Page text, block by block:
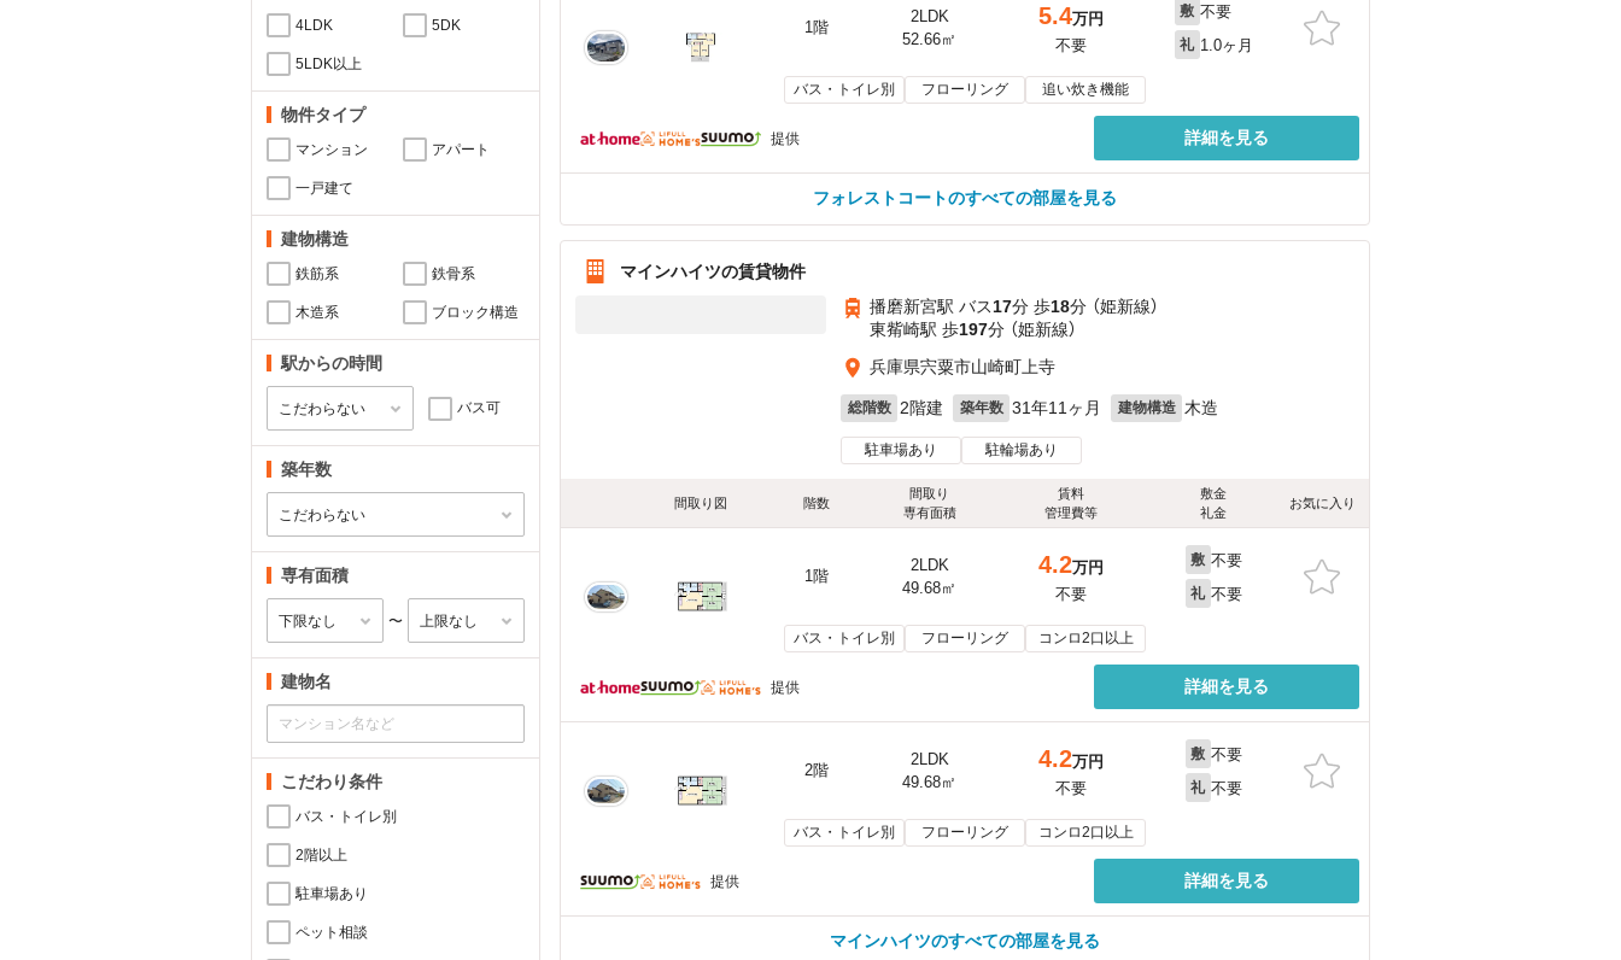
4LDK 5DK
5LDK以上
物件タイプ
マンション アパート
一戸建て
建物構造
鉄筋系 鉄骨系
木造系 ブロック構造
駅からの時間
バス可
築年数
専有面積
〜
建物名
こだわり条件
バス・トイレ別
2階以上
駐車場あり
ペット相談
1階
2LDK
52.66㎡
5.4万円
不要
敷 不要
礼 1.0ヶ月
バス・トイレ別 フローリング 追い炊き機能
提供 詳細を見る
フォレストコートのすべての部屋を見る
マインハイツの賃貸物件
播磨新宮駅 バス17分 歩18分 （姫新線）
東觜崎駅 歩197分 （姫新線）
兵庫県宍粟市山崎町上寺
総階数 2階建 築年数 31年11ヶ月 建物構造 木造
駐車場あり 駐輪場あり
間取り図 階数
間取り
専有面積
賃料
管理費等
敷金
礼金
お気に入り
1階
2LDK
49.68㎡
4.2万円
不要
敷 不要
礼 不要
バス・トイレ別 フローリング コンロ2口以上
提供 詳細を見る
2階
2LDK
49.68㎡
4.2万円
不要
敷 不要
礼 不要
バス・トイレ別 フローリング コンロ2口以上
提供 詳細を見る
マインハイツのすべての部屋を見る